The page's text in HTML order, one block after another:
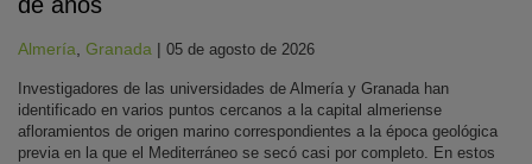
Almería, Granada | 05 de agosto de 2026
Investigadores de las universidades de Almería y Granada han
identificado en varios puntos cercanos a la capital almeriense
afloramientos de origen marino correspondientes a la época geológica
previa en la que el Mediterráneo se secó casi por completo. En estos